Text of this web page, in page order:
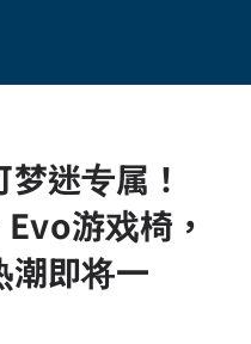
梦迷专属！
游戏椅，
潮即将一